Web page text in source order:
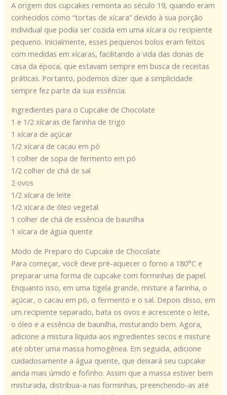
A origem dos cupcakes remonta ao século 19, quando eram
conhecidos como “tortas de xícara” devido à sua porção
individual que podia ser cozida em uma xícara ou recipiente
pequeno. Inicialmente, esses pequenos bolos eram feitos
com medidas em xícaras, facilitando a vida das donas de
casa da época, que estavam sempre em busca de receitas
práticas. Portanto, podemos dizer que a simplicidade
sempre fez parte da sua essência.
Ingredientes para o Cupcake de Chocolate
1 e 1/2 xícaras de farinha de trigo
1 xícara de açúcar
1/2 xícara de cacau em pó
1 colher de sopa de fermento em pó
1/2 colher de chá de sal
2 ovos
1/2 xícara de leite
1/2 xícara de óleo vegetal
1 colher de chá de essência de baunilha
1 xícara de água quente
Modo de Preparo do Cupcake de Chocolate
Para começar, você deve pré-aquecer o forno a 180°C e
preparar uma forma de cupcake com forminhas de papel.
Enquanto isso, em uma tigela grande, misture a farinha, o
açúcar, o cacau em pó, o fermento e o sal. Depois disso, em
um recipiente separado, bata os ovos e acrescente o leite,
o óleo e a essência de baunilha, misturando bem. Agora,
adicione a mistura líquida aos ingredientes secos e misture
até obter uma massa homogênea. Em seguida, adicione
cuidadosamente a água quente, que deixará seu cupcake
ainda mais úmido e fofinho. Assim que a massa estiver bem
misturada, distribua-a nas forminhas, preenchendo-as até